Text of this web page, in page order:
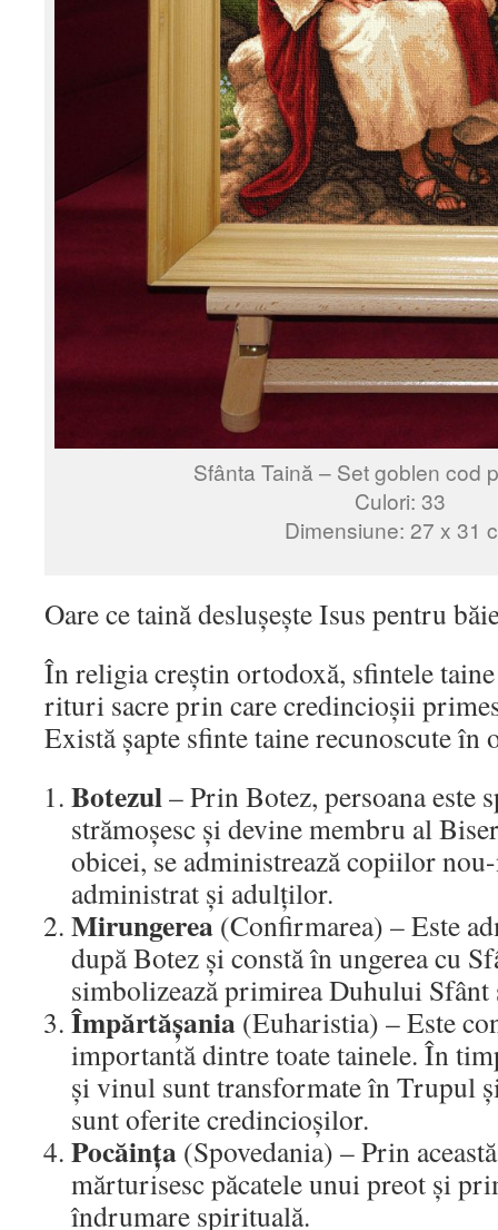
Sfânta Taină – Set goblen cod
Culori: 33
Dimensiune: 27 x 31
Oare ce taină deslușește Isus pentru
În religia creștin ortodoxă, sfintele
rituri sacre prin care credincioșii
Există șapte sfinte taine recunoscute în
Botezul– Prin Botez, persoana este
strămoșesc și devine membru al
obicei, se administrează copiilor
administrat și adulților.
Mirungerea (Confirmarea) – Este
după Botez și constă în ungerea cu
simbolizează primirea Duhului
Împărtășania (Euharistia) – Este
importantă dintre toate tainele. În
și vinul sunt transformate în Trupul
sunt oferite credincioșilor.
Pocăința (Spovedania) – Prin
mărturisesc păcatele unui preot și
îndrumare spirituală.